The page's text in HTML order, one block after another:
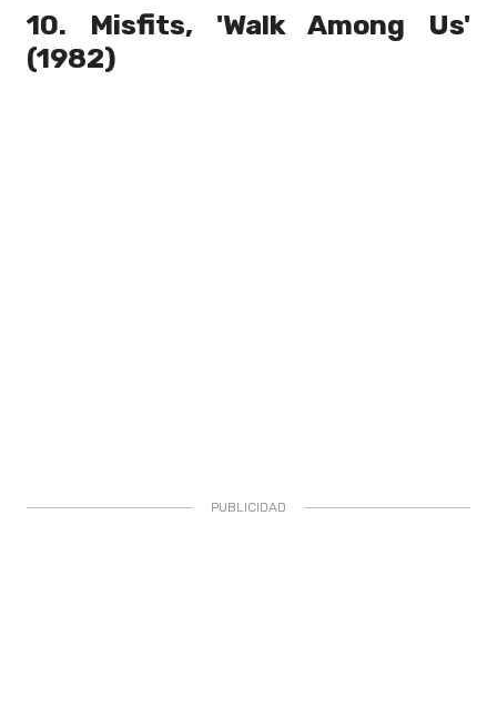
10. Misfits, 'Walk Among Us'
(1982)